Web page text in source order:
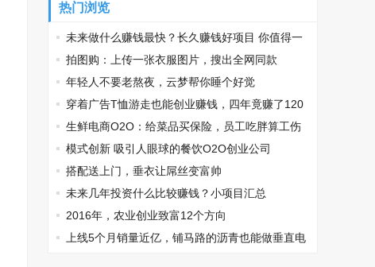
热门浏览
未来做什么赚钱最快？长久赚钱好项目 你值得一
看拍图购：上传一张衣服图片，搜出全网同款
年轻人不要老熬夜，云梦帮你睡个好觉
穿着广告T恤游走也能创业赚钱，四年竟赚了120
0万生鲜电商O2O：给菜品买保险，员工吃胖算工伤
模式创新 吸引人眼球的餐饮O2O创业公司
搭配送上门，垂衣让屌丝变富帅
未来几年投资什么比较赚钱？小项目汇总
2016年，农业创业致富12个方向
上线5个月销量近亿，铺马路的沥青也能做垂直电